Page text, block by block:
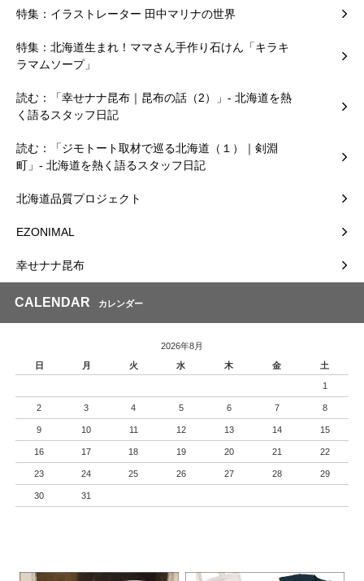
特集：イラストレーター 田中マリナの世界
特集：北海道生まれ！ママさん手作り石けん「キラキ
ラマムソープ」
読む：「幸せナナ昆布｜昆布の話（2）」- 北海道を熱
く語るスタッフ日記
読む：「ジモトート取材で巡る北海道（１）｜剣淵
町」- 北海道を熱く語るスタッフ日記
北海道品質プロジェクト
EZONIMAL
幸せナナ昆布
CALENDAR カレンダー
2026年8月
日
月 火 水 木 金 土
1
2 3 4 5 6 7 8
9 10 11 12 13 14 15
16 17 18 19 20 21 22
23 24 25 26 27 28 29
30 31